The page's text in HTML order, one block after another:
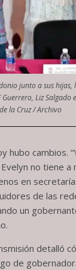
junto a sus
Liz
la Cruz / Archivo
hubo cambios.
no tiene a
en
de las
un
detalló
de